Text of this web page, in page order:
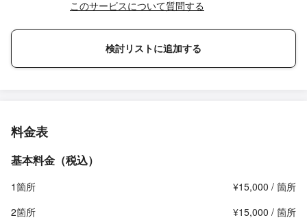
このサービスについて質問する
検討リストに追加する
料金表
基本料金（税込）
1箇所
¥15,000 / 箇所
2箇所
¥15,000 / 箇所